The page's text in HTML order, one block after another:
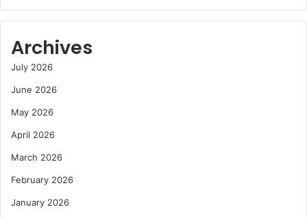
Archives
July 2026
June 2026
May 2026
April 2026
March 2026
February 2026
January 2026